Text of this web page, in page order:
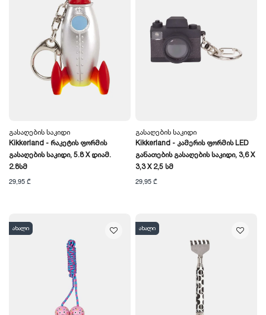
Გასაღების Საკიდი
Kikkerland - Რაკეტის Ფორმის
Გასაღების Საკიდი, 5.8 X Დიამ.
2.8სმ
29,95 ₾
Გასაღების Საკიდი
Kikkerland - Კამერის Ფორმის LED
Განათების Გასაღების Საკიდი, 3,6 X
3,3 X 2,5 Სმ
29,95 ₾
ახალი ახალი